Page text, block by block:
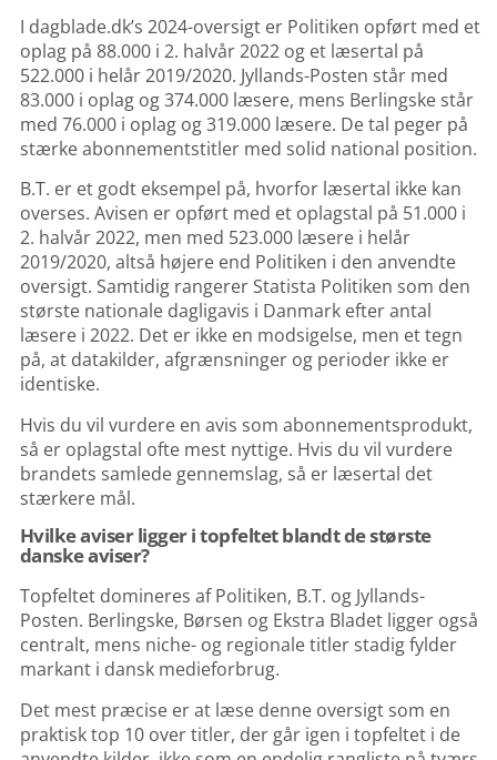
I dagblade.dk’s 2024-oversigt er Politiken opført med et
oplag på 88.000 i 2. halvår 2022 og et læsertal på
522.000 i helår 2019/2020. Jyllands-Posten står med
83.000 i oplag og 374.000 læsere, mens Berlingske står
med 76.000 i oplag og 319.000 læsere. De tal peger på
stærke abonnementstitler med solid national position.
B.T. er et godt eksempel på, hvorfor læsertal ikke kan
overses. Avisen er opført med et oplagstal på 51.000 i
2. halvår 2022, men med 523.000 læsere i helår
2019/2020, altså højere end Politiken i den anvendte
oversigt. Samtidig rangerer Statista Politiken som den
største nationale dagligavis i Danmark efter antal
læsere i 2022. Det er ikke en modsigelse, men et tegn
på, at datakilder, afgrænsninger og perioder ikke er
identiske.
Hvis du vil vurdere en avis som abonnementsprodukt,
så er oplagstal ofte mest nyttige. Hvis du vil vurdere
brandets samlede gennemslag, så er læsertal det
stærkere mål.
Hvilke aviser ligger i topfeltet blandt de største
danske aviser?
Topfeltet domineres af Politiken, B.T. og Jyllands-
Posten. Berlingske, Børsen og Ekstra Bladet ligger også
centralt, mens niche- og regionale titler stadig fylder
markant i dansk medieforbrug.
Det mest præcise er at læse denne oversigt som en
praktisk top 10 over titler, der går igen i topfeltet i de